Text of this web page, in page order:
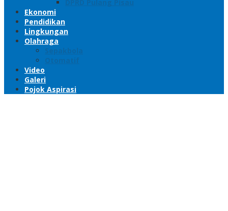
DPRD Pulang Pisau
Ekonomi
Pendidikan
Lingkungan
Olahraga
Sepakbola
Otomatif
Video
Galeri
Pojok Aspirasi